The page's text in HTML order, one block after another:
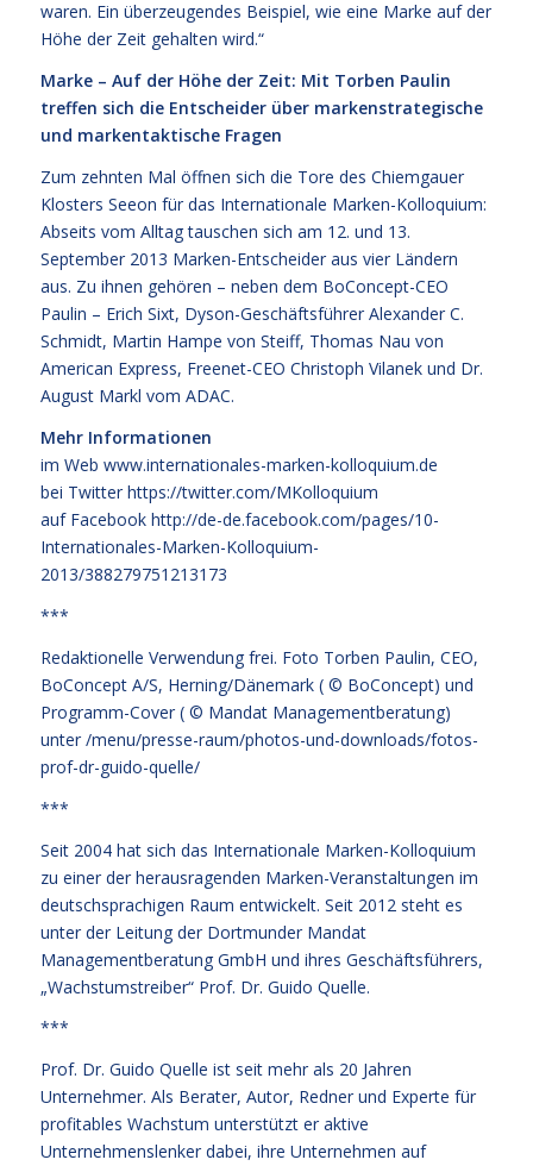
waren. Ein überzeugendes Beispiel, wie eine Marke auf der
Höhe der Zeit gehalten wird.“
Marke – Auf der Höhe der Zeit: Mit Torben Paulin
treffen sich die Entscheider über markenstrategische
und markentaktische Fragen
Zum zehnten Mal öffnen sich die Tore des Chiemgauer
Klosters Seeon für das Internationale Marken-Kolloquium:
Abseits vom Alltag tauschen sich am 12. und 13.
September 2013 Marken-Entscheider aus vier Ländern
aus. Zu ihnen gehören – neben dem BoConcept-CEO
Paulin – Erich Sixt, Dyson-Geschäftsführer Alexander C.
Schmidt, Martin Hampe von Steiff, Thomas Nau von
American Express, Freenet-CEO Christoph Vilanek und Dr.
August Markl vom ADAC.
Mehr Informationen
im Web www.internationales-marken-kolloquium.de
bei Twitter https://twitter.com/MKolloquium
auf Facebook http://de-de.facebook.com/pages/10-
Internationales-Marken-Kolloquium-
2013/388279751213173
***
Redaktionelle Verwendung frei. Foto Torben Paulin, CEO,
BoConcept A/S, Herning/Dänemark ( © BoConcept) und
Programm-Cover ( © Mandat Managementberatung)
unter /menu/presse-raum/photos-und-downloads/fotos-
prof-dr-guido-quelle/
***
Seit 2004 hat sich das Internationale Marken-Kolloquium
zu einer der herausragenden Marken-Veranstaltungen im
deutschsprachigen Raum entwickelt. Seit 2012 steht es
unter der Leitung der Dortmunder Mandat
Managementberatung GmbH und ihres Geschäftsführers,
„Wachstumstreiber“ Prof. Dr. Guido Quelle.
***
Prof. Dr. Guido Quelle ist seit mehr als 20 Jahren
Unternehmer. Als Berater, Autor, Redner und Experte für
profitables Wachstum unterstützt er aktive
Unternehmenslenker dabei, ihre Unternehmen auf